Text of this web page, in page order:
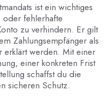
ist ein wichtiges
oder fehlerhafte
zu verhindern. Er gilt
Zahlungsempfänger als
erklärt werden. Mit einer
einer konkreten Frist
schaffst du die
sicheren Schutz.